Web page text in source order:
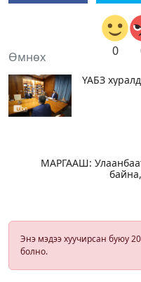
0
Өмнөх
ҮАБЗ
МАРГААШ:
Энэ мэдээ хуучирсан буюу
болно.